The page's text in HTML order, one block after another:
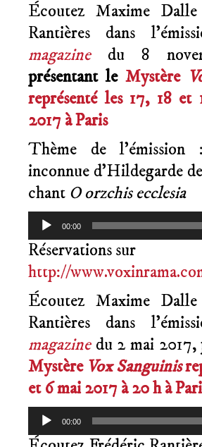
Écoutez Maxime
Rantières dans
magazinedu 8
présentant le Mystère
représenté les 17, 18 et
2017 à Paris
Thème de
inconnue d’Hildegarde
chant O orzchis ecclesia
Lecteur
audio
00:00
Réservations sur
http://
Écoutez Maxime
Rantières dans
magazinedu 2 mai 2017,
Mystère Vox Sanguinis
et 6 mai 2017 à 20 h à
Lecteur
audio
00:00